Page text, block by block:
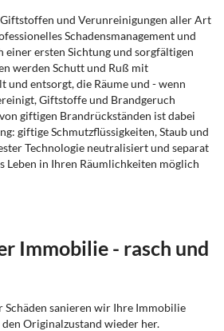
und Verunreinigungen aller Art
Schadensmanagement und
einer ersten Sichtung und sorgfältigen
werden Schutt und Ruß mit
und entsorgt, die Räume und - wenn
Giftstoffe und Brandgeruch
giftigen Brandrückständen ist dabei
giftige Schmutzflüssigkeiten, Staub und
Technologie neutralisiert und separat
Leben in Ihren Räumlichkeiten möglich
Immobilie - rasch und
Schäden sanieren wir Ihre Immobilie
Originalzustand wieder her.